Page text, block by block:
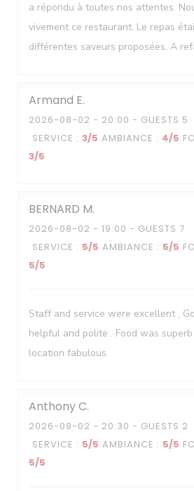
a répondu à toutes nos attentes.
vivement ce restaurant. Le repas
différentes saveurs proposées. A
Armand E
2026-08-02 - 20:00 - GUESTS 5
SERVICE : 3/5 AMBIANCE : 4/5
3/5
BERNARD M
2026-08-02 - 19:00 - GUESTS 7
SERVICE : 5/5 AMBIANCE : 5/5
5/5
Staff and service were excellent ,
helpful and polite . Food was
location fabulous.
AnthonyC
2026-08-02 - 20:30 - GUESTS 2
SERVICE : 5/5 AMBIANCE : 5/5
5/5